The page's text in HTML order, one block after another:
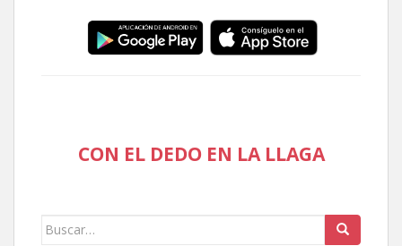
CON EL DEDO EN LA LLAGA
Buscar: